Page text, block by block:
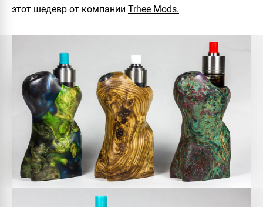
этот шедевр от компании Trhee Mods.